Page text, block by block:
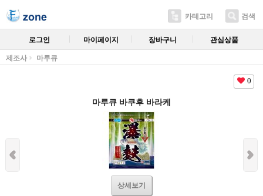
카테고리 검색
로그인 마이페이지 장바구니 관심상품
제조사 마루큐
0
마루큐 바쿠후 바라케
상세보기